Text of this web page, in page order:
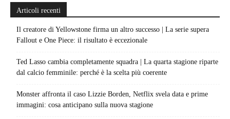
Articoli recenti
Il creatore di Yellowstone firma un altro successo | La serie supera
Fallout e One Piece: il risultato è eccezionale
Ted Lasso cambia completamente squadra | La quarta stagione riparte
dal calcio femminile: perché è la scelta più coerente
Monster affronta il caso Lizzie Borden, Netflix svela data e prime
immagini: cosa anticipano sulla nuova stagione